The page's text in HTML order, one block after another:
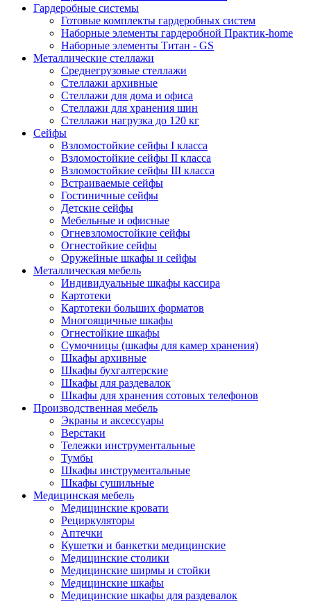
Гардеробные системы
Готовые комплекты гардеробных систем
Наборные элементы гардеробной Практик-home
Наборные элементы Титан - GS
Металлические стеллажи
Среднегрузовые стеллажи
Стеллажи архивные
Стеллажи для дома и офиса
Стеллажи для хранения шин
Стеллажи нагрузка до 120 кг
Сейфы
Взломостойкие сейфы I класса
Взломостойкие сейфы II класса
Взломостойкие сейфы III класса
Встраиваемые сейфы
Гостиничные сейфы
Детские сейфы
Мебельные и офисные
Огневзломостойкие сейфы
Огнестойкие сейфы
Оружейные шкафы и сейфы
Металлическая мебель
Индивидуальные шкафы кассира
Картотеки
Картотеки больших форматов
Многоящичные шкафы
Огнестойкие шкафы
Сумочницы (шкафы для камер хранения)
Шкафы архивные
Шкафы бухгалтерские
Шкафы для раздевалок
Шкафы для хранения сотовых телефонов
Производственная мебель
Экраны и аксессуары
Верстаки
Тележки инструментальные
Тумбы
Шкафы инструментальные
Шкафы сушильные
Медицинская мебель
Медицинские кровати
Рециркуляторы
Аптечки
Кушетки и банкетки медицинские
Медицинские столики
Медицинские ширмы и стойки
Медицинские шкафы
Медицинские шкафы для раздевалок